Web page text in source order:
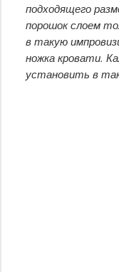
подходящего
порошок слоем
в такую
ножка кровати.
установить в